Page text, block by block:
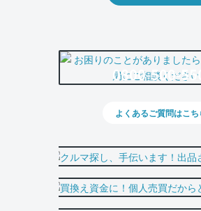
0800-500-
よくあるご質問はこち